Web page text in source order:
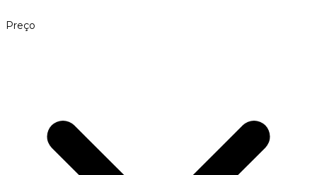
Preço